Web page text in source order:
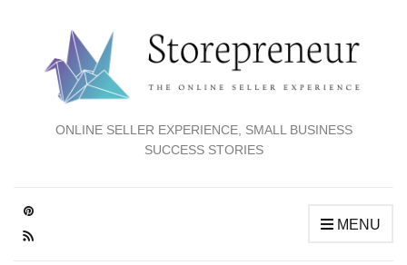
ONLINE SELLER EXPERIENCE, SMALL BUSINESS
SUCCESS STORIES
MENU